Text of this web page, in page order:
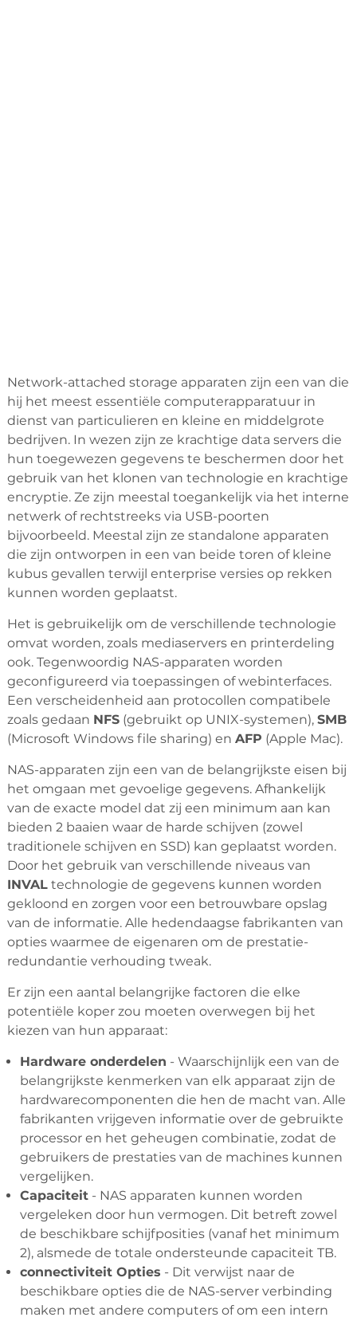
Network-attached storage apparaten zijn een van die
hij het meest essentiële computerapparatuur in
dienst van particulieren en kleine en middelgrote
bedrijven. In wezen zijn ze krachtige data servers die
hun toegewezen gegevens te beschermen door het
gebruik van het klonen van technologie en krachtige
encryptie. Ze zijn meestal toegankelijk via het interne
netwerk of rechtstreeks via USB-poorten
bijvoorbeeld. Meestal zijn ze standalone apparaten
die zijn ontworpen in een van beide toren of kleine
kubus gevallen terwijl enterprise versies op rekken
kunnen worden geplaatst.
Het is gebruikelijk om de verschillende technologie
omvat worden, zoals mediaservers en printerdeling
ook. Tegenwoordig NAS-apparaten worden
geconfigureerd via toepassingen of webinterfaces.
Een verscheidenheid aan protocollen compatibele
zoals gedaan NFS(gebruikt op UNIX-systemen), SMB
(Microsoft Windows file sharing) en AFP (Apple Mac).
NAS-apparaten zijn een van de belangrijkste eisen bij
het omgaan met gevoelige gegevens. Afhankelijk
van de exacte model dat zij een minimum aan kan
bieden 2 baaien waar de harde schijven (zowel
traditionele schijven en SSD) kan geplaatst worden.
Door het gebruik van verschillende niveaus van
INVALtechnologie de gegevens kunnen worden
gekloond en zorgen voor een betrouwbare opslag
van de informatie. Alle hedendaagse fabrikanten van
opties waarmee de eigenaren om de prestatie-
redundantie verhouding tweak.
Er zijn een aantal belangrijke factoren die elke
potentiële koper zou moeten overwegen bij het
kiezen van hun apparaat:
Hardware onderdelen - Waarschijnlijk een van de
belangrijkste kenmerken van elk apparaat zijn de
hardwarecomponenten die hen de macht van. Alle
fabrikanten vrijgeven informatie over de gebruikte
processor en het geheugen combinatie, zodat de
gebruikers de prestaties van de machines kunnen
vergelijken.
Capaciteit- NAS apparaten kunnen worden
vergeleken door hun vermogen. Dit betreft zowel
de beschikbare schijfposities (vanaf het minimum
2), alsmede de totale ondersteunde capaciteit TB.
connectiviteit Opties - Dit verwijst naar de
beschikbare opties die de NAS-server verbinding
maken met andere computers of om een ​​intern